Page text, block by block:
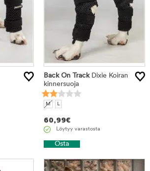
Back On TrackDixie Koiran
kinnersuoja
M L
60,99€
Löytyy varastosta
Osta